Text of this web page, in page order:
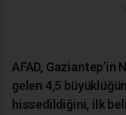
AFAD, Gaziantep’in
gelen 4,5
hissedildiğini, ilk